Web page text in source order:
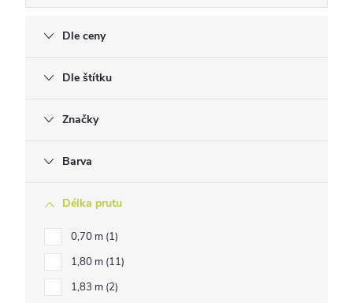
Dle ceny
Dle štítku
Značky
Barva
Délka prutu
0,70 m 1
1,80 m 11
1,83 m 2